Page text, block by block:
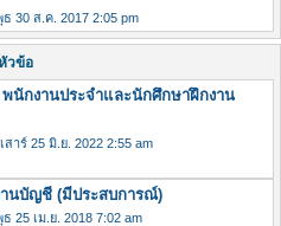
ธ 30 ส.ค. 2017 2:05 pm
วข้อ
นักงานประจำและนักศึกษาฝึกงาน
เสาร์ 25 มิ.ย. 2022 2:55 am
นบัญชี (มีประสบการณ์)
ธ 25 เม.ย. 2018 7:02 am